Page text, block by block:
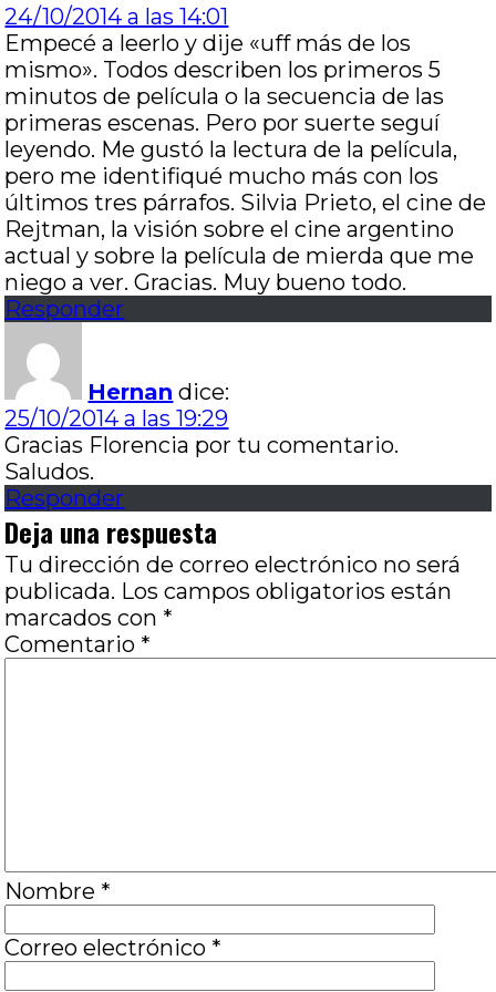
24/10/2014 a las 14:01
Empecé a leerlo y dije «uff más de los
mismo». Todos describen los primeros 5
minutos de película o la secuencia de las
primeras escenas. Pero por suerte seguí
leyendo. Me gustó la lectura de la película,
pero me identifiqué mucho más con los
últimos tres párrafos. Silvia Prieto, el cine de
Rejtman, la visión sobre el cine argentino
actual y sobre la película de mierda que me
niego a ver. Gracias. Muy bueno todo.
Responder
Hernan dice:
25/10/2014 a las 19:29
Gracias Florencia por tu comentario.
Saludos.
Responder
Deja una respuesta
Tu dirección de correo electrónico no será
publicada. Los campos obligatorios están
marcados con *
Comentario *
Nombre *
Correo electrónico *